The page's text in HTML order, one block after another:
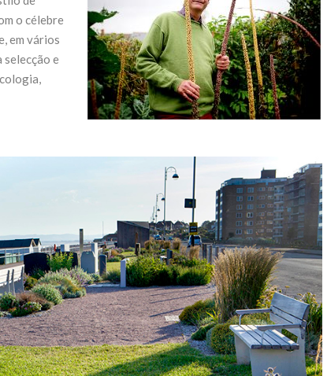
o célebre
em vários
selecção e